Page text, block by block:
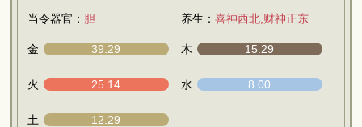
当令器官： 胆 养生： 喜神西北,财神正东
金 39.29 木 15.29
火 25.14 水 8.00
土 12.29